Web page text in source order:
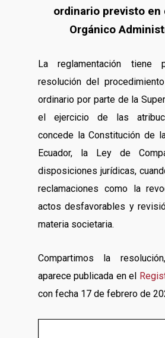
ordinario previsto en
Orgánico
La reglamentación tiene
resolución del
ordinario por parte de la
el ejercicio de las
concede la Constitución de
Ecuador, la Ley de
disposiciones jurídicas,
reclamaciones como la
actos desfavorables y
materia societaria.
Compartimos la
aparece publicada en el
con fecha 17 de febrero de